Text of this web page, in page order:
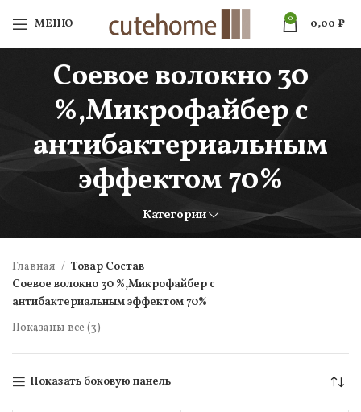
МЕНЮ 0 0,00 ₽
Соевое волокно 30
%,Микрофайбер с
антибактериальным
эффектом 70%
Категории
Главная
Товар Состав
Соевое волокно 30 %,Микрофайбер с
антибактериальным эффектом 70%
Показаны все (3)
Показать боковую панель